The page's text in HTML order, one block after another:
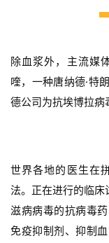
除血浆外，主流媒
喹，一种唐纳德·特
德公司为抗埃博拉病
世界各地的医生在
法。正在进行的临床
滋病病毒的抗病毒
免疫抑制剂、抑制